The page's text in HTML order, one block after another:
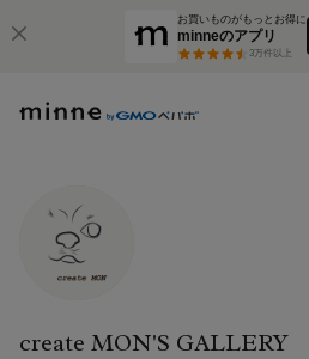
お買いものがもっとお得に
minneのアプリ
3万件以上
create MON'S GALLERY